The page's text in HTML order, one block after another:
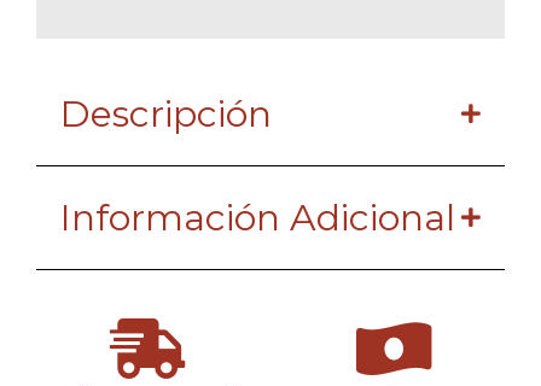
Descripción
Información Adicional